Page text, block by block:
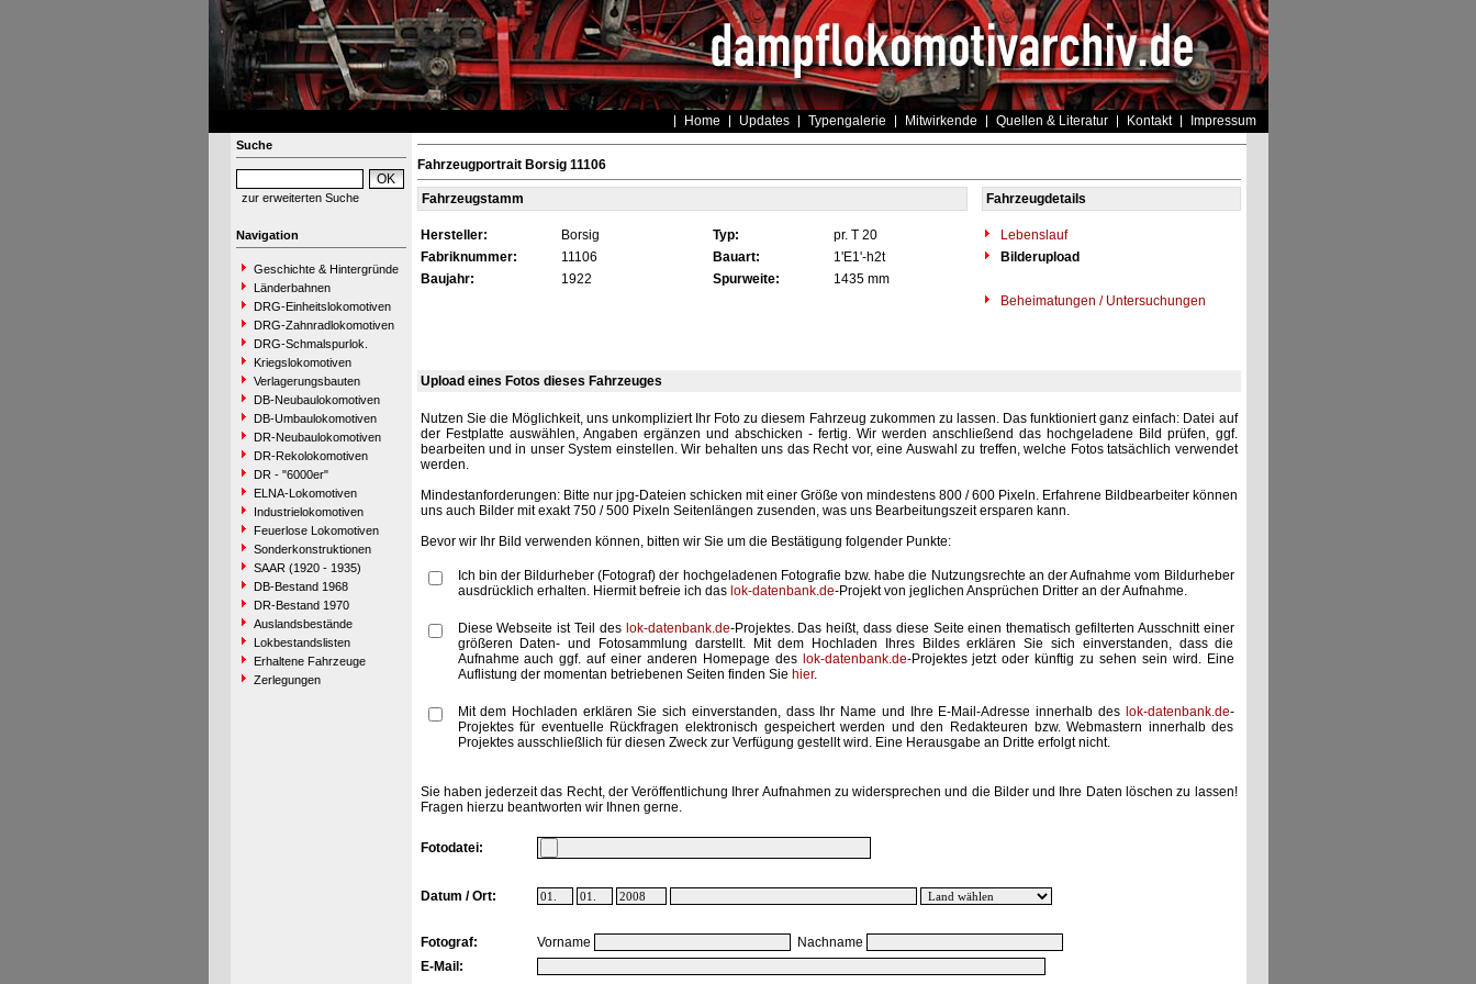
Home Updates Typengalerie Mitwirkende Quellen & Literatur Kontakt Impressum
Suche
zur erweiterten Suche
Navigation
Geschichte & Hintergründe
Länderbahnen
DRG-Einheitslokomotiven
DRG-Zahnradlokomotiven
DRG-Schmalspurlok.
Kriegslokomotiven
Verlagerungsbauten
DB-Neubaulokomotiven
DB-Umbaulokomotiven
DR-Neubaulokomotiven
DR-Rekolokomotiven
DR - "6000er"
ELNA-Lokomotiven
Industrielokomotiven
Feuerlose Lokomotiven
Sonderkonstruktionen
SAAR (1920 - 1935)
DB-Bestand 1968
DR-Bestand 1970
Auslandsbestände
Lokbestandslisten
Erhaltene Fahrzeuge
Zerlegungen
Fahrzeugportrait Borsig 11106
Fahrzeugstamm Fahrzeugdetails
Hersteller: Borsig Typ: pr. T 20
Lebenslauf
Fabriknummer:
11106 Bauart: 1'E1'-h2t
Bilderupload
Baujahr:
1922 Spurweite:
1435 mm
Beheimatungen / Untersuchungen
Upload eines Fotos dieses Fahrzeuges
Nutzen Sie die Möglichkeit, uns unkompliziert Ihr Foto zu diesem Fahrzeug zukommen zu lassen. Das funktioniert ganz einfach: Datei auf
der Festplatte auswählen, Angaben ergänzen und abschicken - fertig. Wir werden anschließend das hochgeladene Bild prüfen, ggf.
bearbeiten und in unser System einstellen. Wir behalten uns das Recht vor, eine Auswahl zu treffen, welche Fotos tatsächlich verwendet
werden.
Mindestanforderungen: Bitte nur jpg-Dateien schicken mit einer Größe von mindestens 800 / 600 Pixeln. Erfahrene Bildbearbeiter können
uns auch Bilder mit exakt 750 / 500 Pixeln Seitenlängen zusenden, was uns Bearbeitungszeit ersparen kann.
Bevor wir Ihr Bild verwenden können, bitten wir Sie um die Bestätigung folgender Punkte:
Ich bin der Bildurheber (Fotograf) der hochgeladenen Fotografie bzw. habe die Nutzungsrechte an der Aufnahme vom Bildurheber
ausdrücklich erhalten. Hiermit befreie ich das lok-datenbank.de-Projekt von jeglichen Ansprüchen Dritter an der Aufnahme.
Diese Webseite ist Teil des lok-datenbank.de-Projektes. Das heißt, dass diese Seite einen thematisch gefilterten Ausschnitt einer
größeren Daten- und Fotosammlung darstellt. Mit dem Hochladen Ihres Bildes erklären Sie sich einverstanden, dass die
Aufnahme auch ggf. auf einer anderen Homepage des lok-datenbank.de-Projektes jetzt oder künftig zu sehen sein wird. Eine
Auflistung der momentan betriebenen Seiten finden Sie hier.
Mit dem Hochladen erklären Sie sich einverstanden, dass Ihr Name und Ihre E-Mail-Adresse innerhalb des lok-datenbank.de-
Projektes für eventuelle Rückfragen elektronisch gespeichert werden und den Redakteuren bzw. Webmastern innerhalb des
Projektes ausschließlich für diesen Zweck zur Verfügung gestellt wird. Eine Herausgabe an Dritte erfolgt nicht.
Sie haben jederzeit das Recht, der Veröffentlichung Ihrer Aufnahmen zu widersprechen und die Bilder und Ihre Daten löschen zu lassen!
Fragen hierzu beantworten wir Ihnen gerne.
Fotodatei:
Datum / Ort:
Fotograf: Vorname
Nachname
E-Mail: